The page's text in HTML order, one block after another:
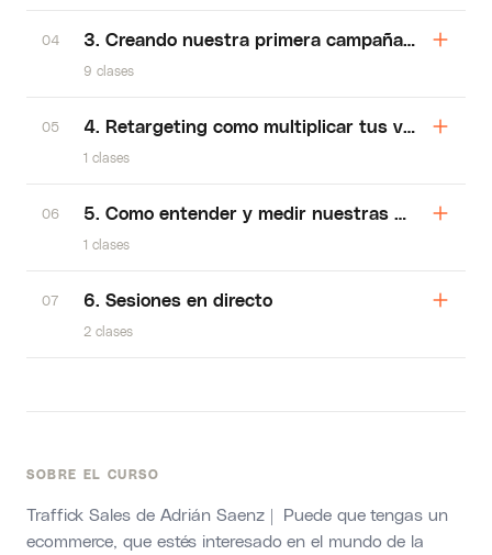
SOBRE EL CURSO
Traffick Sales de Adrián Saenz | Puede que tengas un
ecommerce, que estés interesado en el mundo de la
04 3. Creando nuestra primera campaña
9 clases
05 4. Retargeting como multiplicar tus ventas
1 clases
06 5. Como entender y medir nuestras campañas
1 clases
07 6. Sesiones en directo
2 clases